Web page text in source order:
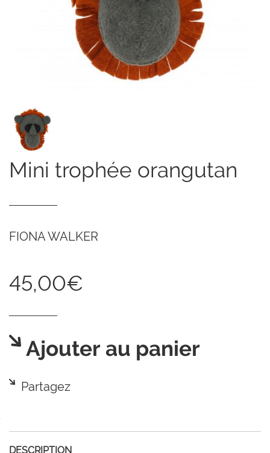
mini trophée orangutan
FIONA WALKER
45,00€
Ajouter au panier
Partagez
DESCRIPTION